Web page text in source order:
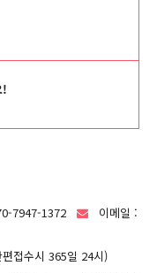
!
7947-1372
이메일 :
접수시 365일 24시)